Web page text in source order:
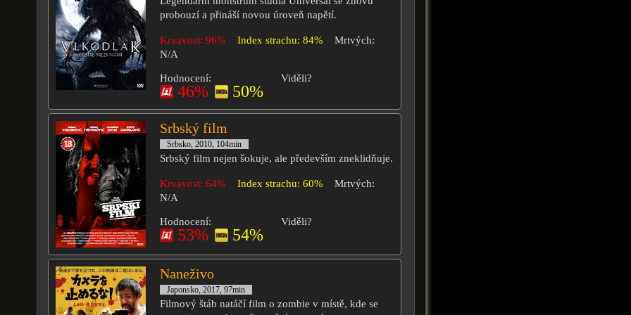
probouzí a přináší novou úroveň napětí.
Krvavost: 96% Index strachu: 84%
Mrtvých:
N/A
Hodnocení:
46% 50%
Viděli?
Srbský film
Srbsko, 2010, 104min
Srbský film nejen šokuje, ale především zneklidňuje.
Krvavost: 64% Index strachu: 60%
Mrtvých:
N/A
Hodnocení:
53% 54%
Viděli?
Naneživo
Japonsko, 2017, 97min
Filmový štáb natáčí film o zombie v místě, kde se